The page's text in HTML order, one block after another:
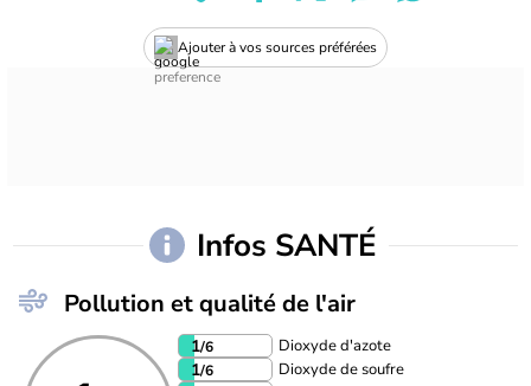
Ajouter à vos sources préférées
Infos SANTÉ
Pollution et qualité de l'air
1/6 Dioxyde d'azote
1/6 Dioxyde de soufre